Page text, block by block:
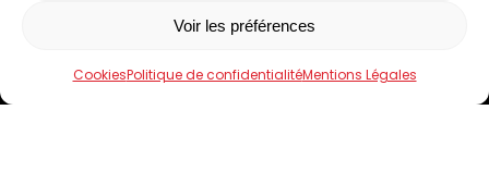
Voir les préférences
CookiesPolitique de confidentialitéMentions Légales
Le Domaine de Limagne